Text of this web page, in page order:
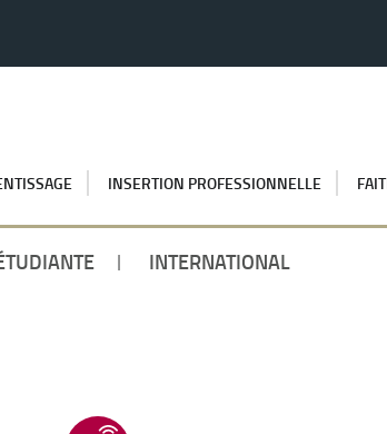
INSERTION PROFESSIONNELLE
INTERNATIONAL